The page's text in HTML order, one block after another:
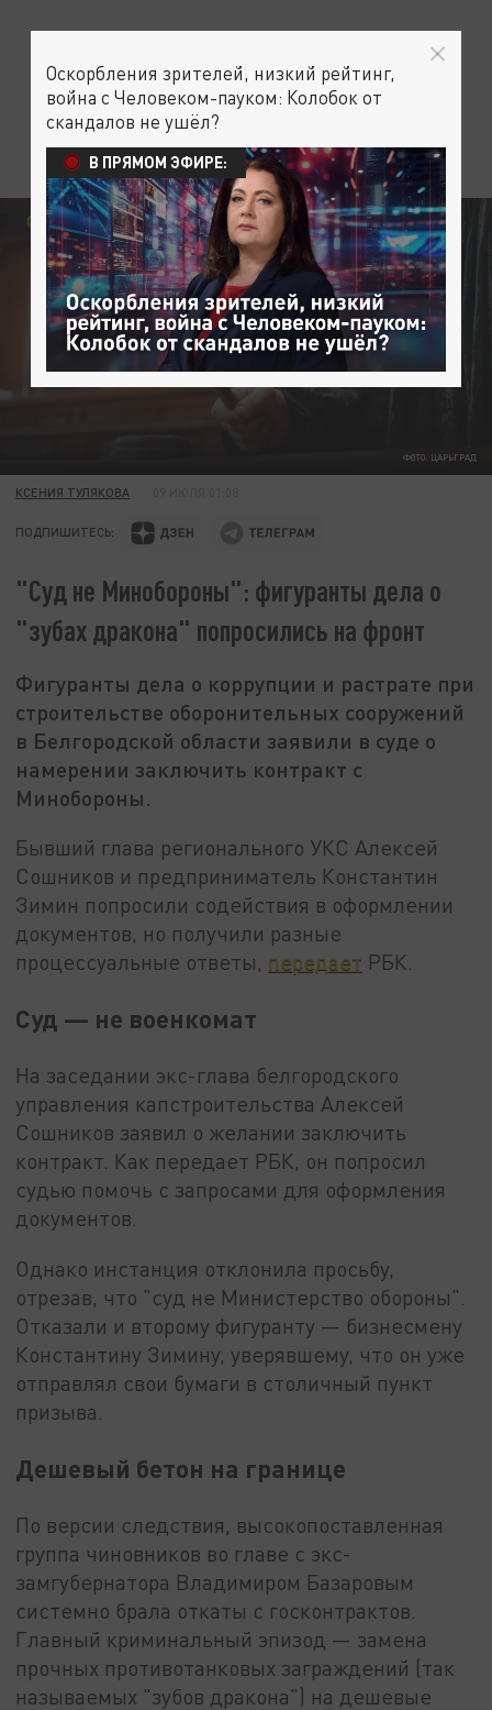
ФОТО: ЦАРЬГРАД
ОБЩЕСТВО
КСЕНИЯ ТУЛЯКОВА
ПОДПИШИТЕСЬ:
"Суд не Минобороны": фигуранты дела о
"зубах дракона" попросились на фронт
Фигуранты дела о коррупции и растрате при
строительстве оборонительных сооружений
в Белгородской области заявили в суде о
намерении заключить контракт с
Минобороны.
Бывший глава регионального УКС Алексей
Сошников и предприниматель Константин
Зимин попросили содействия в оформлении
документов, но получили разные
процессуальные ответы, передает РБК.
Суд — не военкомат
На заседании экс-глава белгородского
управления капстроительства Алексей
Сошников заявил о желании заключить
контракт. Как передает РБК, он попросил
судью помочь с запросами для оформления
документов.
Однако инстанция отклонила просьбу,
отрезав, что "суд не Министерство обороны".
Отказали и второму фигуранту — бизнесмену
Константину Зимину, уверявшему, что он уже
отправлял свои бумаги в столичный пункт
призыва.
Дешевый бетон на границе
По версии следствия, высокопоставленная
группа чиновников во главе с экс-
замгубернатора Владимиром Базаровым
системно брала откаты с госконтрактов.
Главный криминальный эпизод — замена
прочных противотанковых заграждений (так
называемых "зубов дракона") на дешевые
Оскорбления зрителей, низкий рейтинг,
война с Человеком-пауком: Колобок от
скандалов не ушёл?
В ПРЯМОМ ЭФИРЕ: